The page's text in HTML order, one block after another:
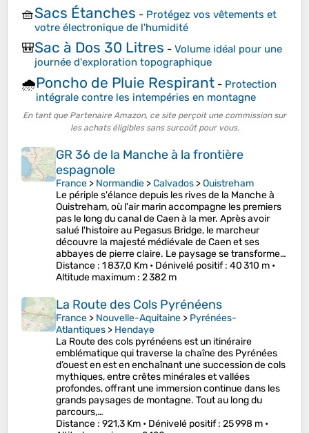
🧺Sacs Étanches - Protégez vos vêtements et
votre électronique de l'humidité
🎒Sac à Dos 30 Litres - Volume idéal pour une
journée d'exploration topographique
🌧️Poncho de Pluie Respirant - Protection
intégrale contre les intempéries en montagne
En tant que Partenaire Amazon, ce site perçoit une commission sur
les achats éligibles sans surcoût pour vous.
GR 36 de la Manche à la frontière
espagnole
France > Normandie >Calvados >Ouistreham
Le périple s'élance depuis les rives de la Manche à
Ouistreham, où l'air marin accompagne les premiers
pas le long du canal de Caen à la mer. Après avoir
salué l'histoire au Pegasus Bridge, le marcheur
découvre la majesté médiévale de Caen et ses
abbayes de pierre claire. Le paysage se transforme…
Distance : 1 837,0 Km • Dénivelé positif: 40 310 m •
Altitude maximum : 2 382 m
La Route des Cols Pyrénéens
France > Nouvelle-Aquitaine > Pyrénées-
Atlantiques > Hendaye
La Route des cols pyrénéens est un itinéraire
emblématique qui traverse la chaîne des Pyrénées
d’ouest en est en enchaînant une succession de cols
mythiques, entre crêtes minérales et vallées
profondes, offrant une immersion continue dans les
grands paysages de montagne. Tout au long du
parcours,…
Distance : 921,3 Km • Dénivelé positif: 25 998 m •